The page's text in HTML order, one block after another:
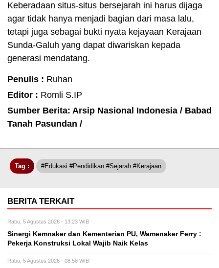
Keberadaan situs-situs bersejarah ini harus dijaga
agar tidak hanya menjadi bagian dari masa lalu,
tetapi juga sebagai bukti nyata kejayaan Kerajaan
Sunda-Galuh yang dapat diwariskan kepada
generasi mendatang.
Penulis : Ruhan
Editor : Romli S.IP
Sumber Berita: Arsip Nasional Indonesia / Babad
Tanah Pasundan /
Tag : #Edukasi #Pendidikan #Sejarah #Kerajaan
BERITA TERKAIT
Rabu, 5 Agustus 2026 - 13:23 WIB
Sinergi Kemnaker dan Kementerian PU, Wamenaker Ferry :
Pekerja Konstruksi Lokal Wajib Naik Kelas
Rabu, 5 Agustus 2026 - 08:58 WIB